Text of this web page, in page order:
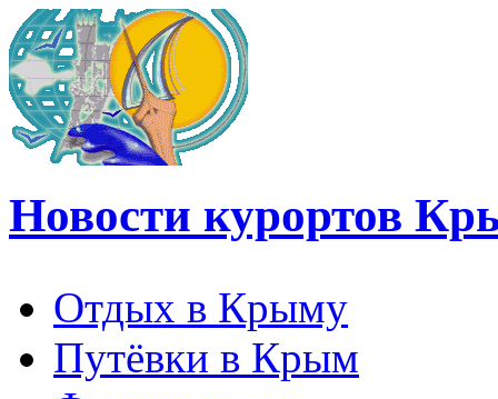
Новости курортов
Отдых в Крыму
Путёвки в Крым